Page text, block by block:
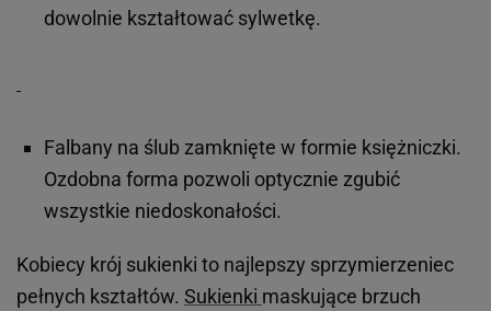
dowolnie kształtować sylwetkę.
Falbany na ślub zamknięte w formie księżniczki.
Ozdobna forma pozwoli optycznie zgubić
wszystkie niedoskonałości.
Kobiecy krój sukienki to najlepszy sprzymierzeniec
pełnych kształtów. Sukienki maskujące brzuch